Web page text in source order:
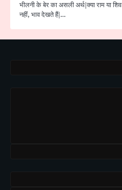
भीलनी के बेर का असली अर्थ|क्या राम या शिव
नहीं, भाव देखते हैं|…